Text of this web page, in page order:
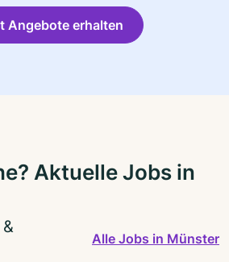
Angebote erhalten
Aktuelle Jobs in
Alle Jobs in Münster